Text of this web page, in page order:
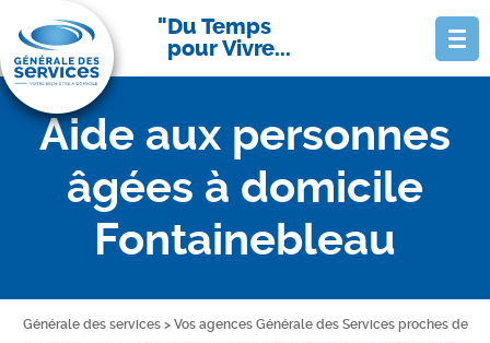
Du Temps
pour Vivre...
Aide aux personnes
âgées à domicile
Fontainebleau
Générale des services> Vos agences Générale des Services proches de